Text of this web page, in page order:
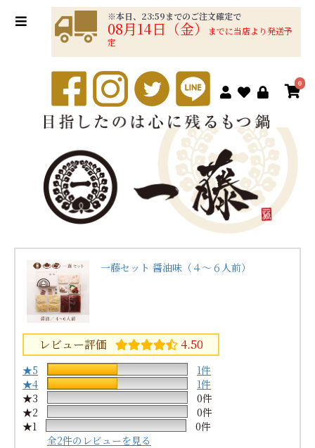
※本日、23:59までのご注文確定で
08月14日（金）
までに当店より発送予
定
0
一藤セット 醤油味（４～６人前）
レビュー評価 4.50
★5
1件
★4
1件
★3
0件
★2
0件
★1
0件
全2件のレビューを見る